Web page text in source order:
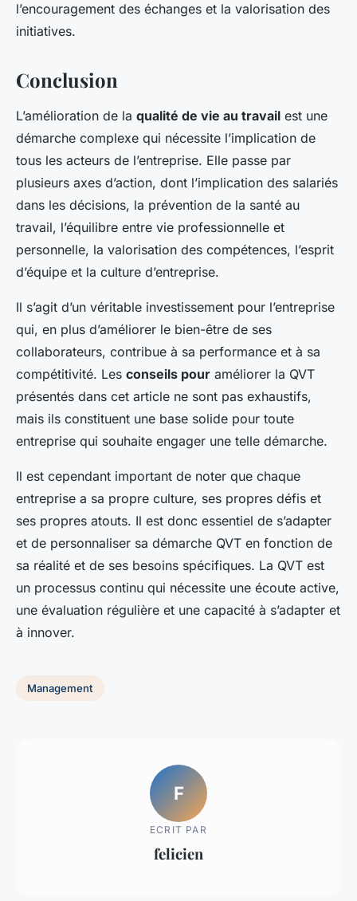
l’encouragement des échanges et la valorisation des
initiatives.
Conclusion
L’amélioration de la qualité de vie au travail est une
démarche complexe qui nécessite l’implication de
tous les acteurs de l’entreprise. Elle passe par
plusieurs axes d’action, dont l’implication des salariés
dans les décisions, la prévention de la santé au
travail, l’équilibre entre vie professionnelle et
personnelle, la valorisation des compétences, l’esprit
d’équipe et la culture d’entreprise.
Il s’agit d’un véritable investissement pour l’entreprise
qui, en plus d’améliorer le bien-être de ses
collaborateurs, contribue à sa performance et à sa
compétitivité. Les conseils pour améliorer la QVT
présentés dans cet article ne sont pas exhaustifs,
mais ils constituent une base solide pour toute
entreprise qui souhaite engager une telle démarche.
Il est cependant important de noter que chaque
entreprise a sa propre culture, ses propres défis et
ses propres atouts. Il est donc essentiel de s’adapter
et de personnaliser sa démarche QVT en fonction de
sa réalité et de ses besoins spécifiques. La QVT est
un processus continu qui nécessite une écoute active,
une évaluation régulière et une capacité à s’adapter et
à innover.
Management
F
ECRIT PAR
felicien